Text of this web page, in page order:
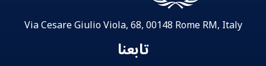
Via Cesare Giulio Viola, 68, 00148 Rome RM, Italy
تابعنا